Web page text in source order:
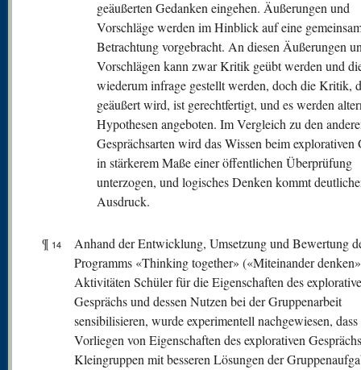
geäußerten Gedanken eingehen. Äußerungen und
Vorschläge werden im Hinblick auf eine
Betrachtung vorgebracht. An diesen Äußerungen
Vorschlägen kann zwar Kritik geübt werden und
wiederum infrage gestellt werden, doch die Kritik,
geäußert wird, ist gerechtfertigt, und es werden
Hypothesen angeboten. Im Vergleich zu den
Gesprächsarten wird das Wissen beim explorativen
in stärkerem Maße einer öffentlichen Überprüfung
unterzogen, und logisches Denken kommt
Ausdruck.
¶ 14
Anhand der Entwicklung, Umsetzung und Bewertung
Programms «Thinking together» («Miteinander
Aktivitäten Schüler für die Eigenschaften des
Gesprächs und dessen Nutzen bei der Gruppenarbeit
sensibilisieren, wurde experimentell nachgewiesen, dass
Vorliegen von Eigenschaften des explorativen
Kleingruppen mit besseren Lösungen der